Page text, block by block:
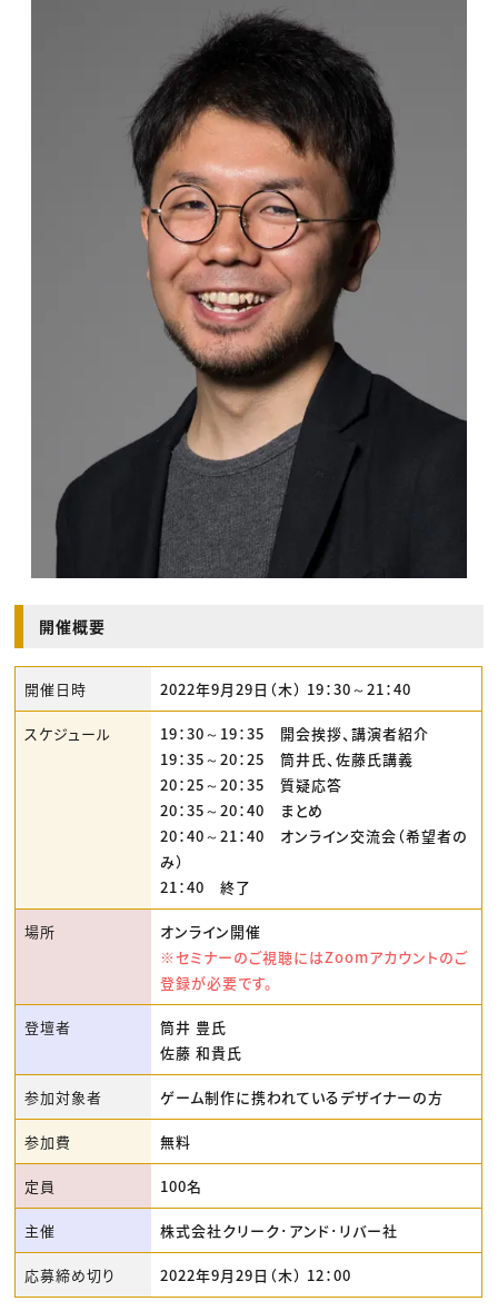
開催概要
開催日時 2022年9月29日（木） 19：30～21：40
スケジュール
19：30～19：35 開会挨拶、講演者紹介
19：35～20：25 筒井氏、佐藤氏講義
20：25～20：35 質疑応答
20：35～20：40 まとめ
20：40～21：40 オンライン交流会（希望者の
み）
21：40 終了
場所
オンライン開催
※セミナーのご視聴にはZoomアカウントのご
登録が必要です。
登壇者
筒井 豊氏
佐藤 和貴氏
参加対象者 ゲーム制作に携われているデザイナーの方
参加費 無料
定員 100名
主催 株式会社クリーク･アンド･リバー社
応募締め切り 2022年9月29日（木） 12：00